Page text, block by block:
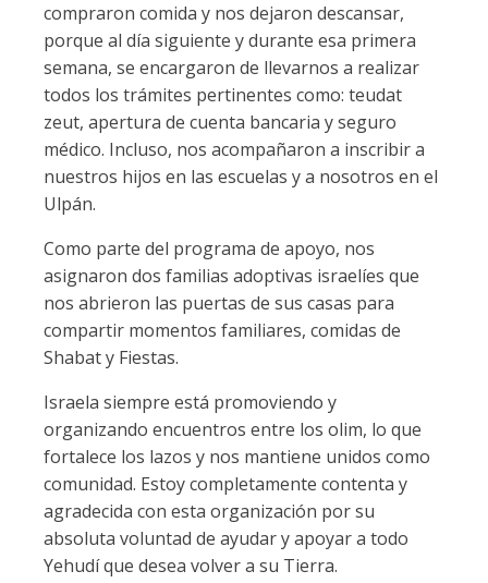
compraron comida y nos dejaron descansar,
porque al día siguiente y durante esa primera
semana, se encargaron de llevarnos a realizar
todos los trámites pertinentes como: teudat
zeut, apertura de cuenta bancaria y seguro
médico. Incluso, nos acompañaron a inscribir a
nuestros hijos en las escuelas y a nosotros en el
Ulpán.
Como parte del programa de apoyo, nos
asignaron dos familias adoptivas israelíes que
nos abrieron las puertas de sus casas para
compartir momentos familiares, comidas de
Shabat y Fiestas.
Israela siempre está promoviendo y
organizando encuentros entre los olim, lo que
fortalece los lazos y nos mantiene unidos como
comunidad. Estoy completamente contenta y
agradecida con esta organización por su
absoluta voluntad de ayudar y apoyar a todo
Yehudí que desea volver a su Tierra.